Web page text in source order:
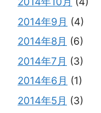
2014年9月 (4)
2014年8月 (6)
2014年7月 (3)
2014年6月 (1)
2014年5月 (3)